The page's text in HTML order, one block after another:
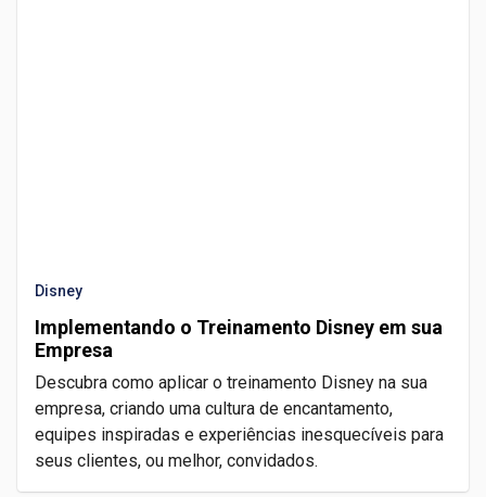
Disney
Implementando o Treinamento Disney em sua
Empresa
Descubra como aplicar o treinamento Disney na sua
empresa, criando uma cultura de encantamento,
equipes inspiradas e experiências inesquecíveis para
seus clientes, ou melhor, convidados.